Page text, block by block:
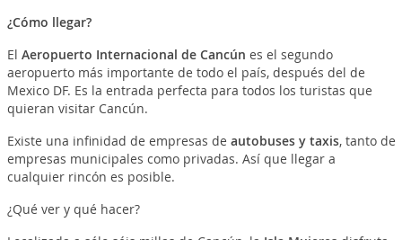
¿Cómo llegar?
El Aeropuerto Internacional de Cancún es el segundo
aeropuerto más importante de todo el país, después del de
Mexico DF. Es la entrada perfecta para todos los turistas que
quieran visitar Cancún.
Existe una infinidad de empresas de autobuses y taxis, tanto de
empresas municipales como privadas. Así que llegar a
cualquier rincón es posible.
¿Qué ver y qué hacer?